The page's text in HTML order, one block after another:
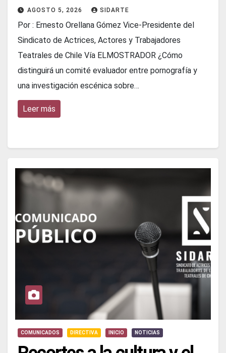
AGOSTO 5, 2026 SIDARTE
Por : Ernesto Orellana Gómez Vice-Presidente del
Sindicato de Actrices, Actores y Trabajadores
Teatrales de Chile Vía ELMOSTRADOR ¿Cómo
distinguirá un comité evaluador entre pornografía y
una investigación escénica sobre…
Leer más
COMUNICADOS DIRECTIVA INICIO NOTICIAS